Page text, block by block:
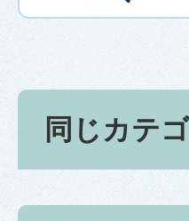
同じカテ